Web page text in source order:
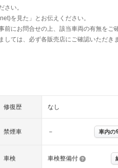
さい。
を見た」とお伝えください。
にお問合せの上、該当車両の有無をご
ては、必ず各販売店にご確認いただき
修復歴 なし
禁煙車 － 車内の
車検 車検整備付